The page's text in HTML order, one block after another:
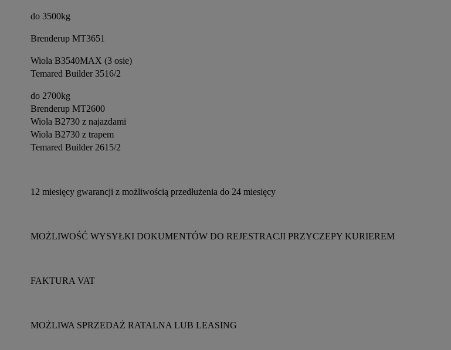
do 3500kg
Brenderup MT3651
Wiola B3540MAX (3 osie)
Temared Builder 3516/2
do 2700kg
Brenderup MT2600
Wiola B2730 z najazdami
Wiola B2730 z trapem
Temared Builder 2615/2
12 miesięcy gwarancji z możliwością przedłużenia do 24 miesięcy
MOŻLIWOŚĆ WYSYŁKI DOKUMENTÓW DO REJESTRACJI PRZYCZEPY KURIEREM
FAKTURA VAT
MOŻLIWA SPRZEDAŻ RATALNA LUB LEASING